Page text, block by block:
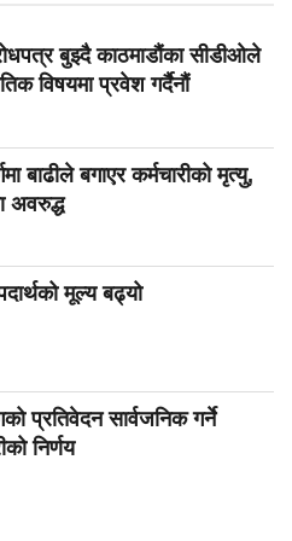
बुझ्दै काठमाडौंका सीडीओले
विषयमा प्रवेश गर्दैनौं
बाढीले बगाएर कर्मचारीको मृत्यु,
अवरुद्ध
मूल्य बढ्यो
प्रतिवेदन सार्वजनिक गर्ने
निर्णय